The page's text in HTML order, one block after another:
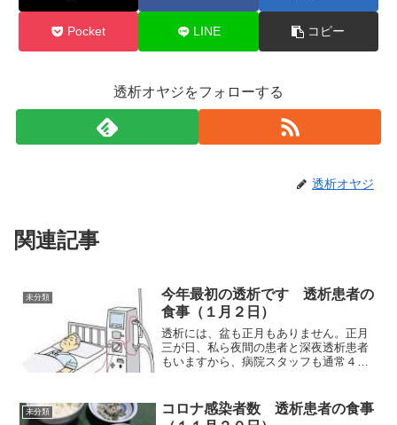
Pocket LINE コピー
透析オヤジをフォローする
透析オヤジ
関連記事
未分類
今年最初の透析です 透析患者の
食事（１月２日）
透析には、盆も正月もありません。正月
三が日、私ら夜間の患者と深夜透析患者
もいますから、病院スタッフも通常４人
するとともに、今年も透析がうまくいく
ように祈ります。それでは...
未分類
コロナ感染者数 透析患者の食事